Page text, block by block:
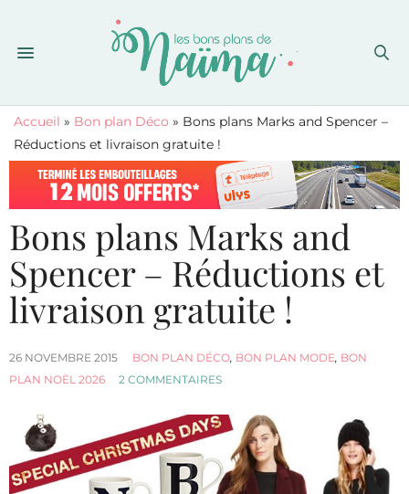
Accueil » Bon plan Déco » Bons plans Marks and Spencer –
Réductions et livraison gratuite !
Bons plans Marks and
Spencer – Réductions et
livraison gratuite !
26 NOVEMBRE 2015 BON PLAN DÉCO, BON PLAN MODE, BON
PLAN NOËL 2026
2 COMMENTAIRES